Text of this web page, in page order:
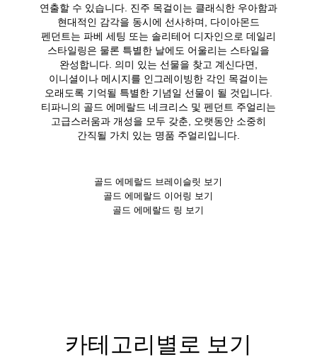
연출할 수 있습니다. 진주 목걸이는 클래식한 우아함과
현대적인 감각을 동시에 선사하며, 다이아몬드
펜던트는 파베 세팅 또는 솔리테어 디자인으로 데일리
스타일링은 물론 특별한 날에도 어울리는 스타일을
완성합니다. 의미 있는 선물을 찾고 계신다면,
이니셜이나 메시지를 인그레이빙한 각인 목걸이는
오래도록 기억될 특별한 기념일 선물이 될 것입니다.
티파니의 골드 에메랄드 네크리스 및 펜던트 주얼리는
고급스러움과 개성을 모두 갖춘, 오랫동안 소중히
간직될 가치 있는 명품 주얼리입니다.
골드 에메랄드 브레이슬릿 보기
골드 에메랄드 이어링 보기
골드 에메랄드 링 보기
카테고리별로 보기